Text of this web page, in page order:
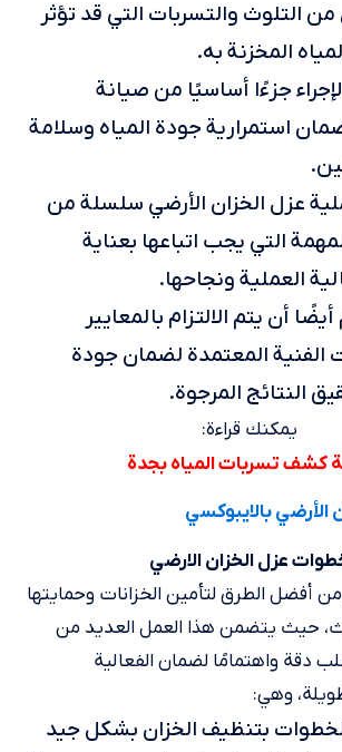
من التلوث والتسربات التي قد تؤثر
المخزنة به.
جزءًا أساسيًا من صيانة
استمرارية جودة المياه وسلامة
عزل الخزان الأرضي سلسلة من
التي يجب اتباعها بعناية
العملية ونجاحها.
أن يتم الالتزام بالمعايير
الفنية المعتمدة لضمان جودة
النتائج المرجوة.
يمكنك قراءة:
كشف تسربات المياه بجدة
بالايبوكسي
عزل الخزان الارضي
أفضل الطرق لتأمين الخزانات وحمايتها
حيث يتضمن هذا العمل العديد من
دقة واهتمامًا لضمان الفعالية
وهي:
بتنظيف الخزان بشكل جيد